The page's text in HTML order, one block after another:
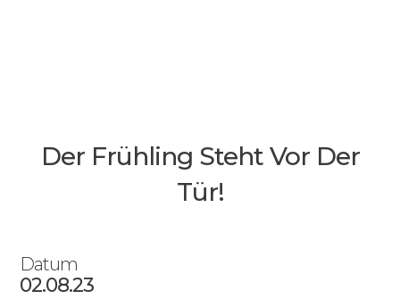
Der Frühling Steht Vor Der
Tür!
Datum
02.08.23